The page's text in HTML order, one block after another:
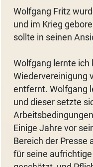
Wolfgang Fritz
und im Krieg
sollte in seinen
Wolfgang lernte ich
Wiedervereinigung
entfernt. Wolfgang
und dieser setzte
Einige Jahre vor
Bereich der Presse
für seine